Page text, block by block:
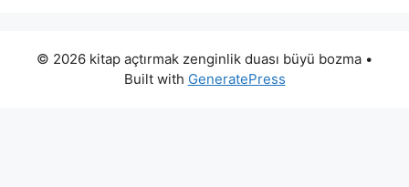
© 2026 kitap açtırmak zenginlik duası büyü bozma •
Built with GeneratePress